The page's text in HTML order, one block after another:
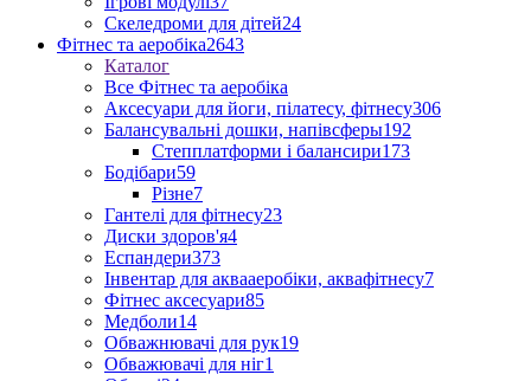
Скеледроми для дітей24
Фітнес та аеробіка2643
Каталог
Все Фітнес та аеробіка
Аксесуари для йоги, пілатесу, фітнесу306
Балансувальні дошки, напівсферы192
Степплатформи і балансири173
Бодібари59
Різне7
Гантелі для фітнесу23
Диски здоров'я4
Еспандери373
Інвентар для аквааеробіки, аквафітнесу7
Фітнес аксесуари85
Медболи14
Обважнювачі для рук19
Обважювачі для ніг1